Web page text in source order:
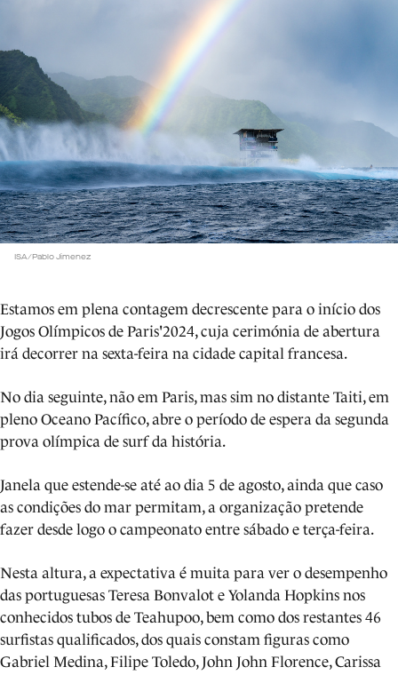
ISA/Pablo Jimenez
Estamos em plena contagem decrescente para o início dos
Jogos Olímpicos de Paris'2024, cuja cerimónia de abertura
irá decorrer na sexta-feira na cidade capital francesa.
No dia seguinte, não em Paris, mas sim no distante Taiti, em
pleno Oceano Pacífico, abre o período de espera da segunda
prova olímpica de surf da história.
Janela que estende-se até ao dia 5 de agosto, ainda que caso
as condições do mar permitam, a organização pretende
fazer desde logo o campeonato entre sábado e terça-feira.
Nesta altura, a expectativa é muita para ver o desempenho
das portuguesas Teresa Bonvalot e Yolanda Hopkins nos
conhecidos tubos de Teahupoo, bem como dos restantes 46
surfistas qualificados, dos quais constam figuras como
Gabriel Medina, Filipe Toledo, John John Florence, Carissa